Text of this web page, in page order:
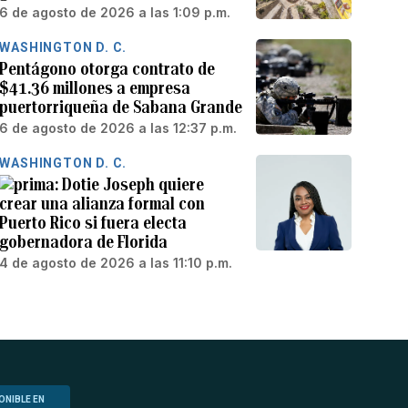
6 de agosto de 2026 a las 1:09 p.m.
WASHINGTON D. C.
Pentágono otorga contrato de
$41.36 millones a empresa
puertorriqueña de Sabana Grande
6 de agosto de 2026 a las 12:37 p.m.
WASHINGTON D. C.
Dotie Joseph quiere
crear una alianza formal con
Puerto Rico si fuera electa
gobernadora de Florida
4 de agosto de 2026 a las 11:10 p.m.
EN